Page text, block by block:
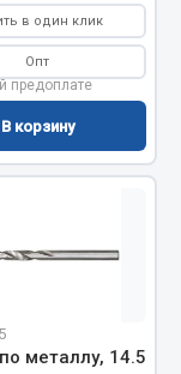
в один клик
Опт
предоплате
В корзину
металлу, 14.5